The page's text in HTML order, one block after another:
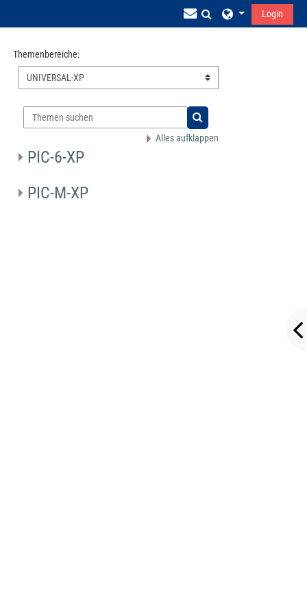
Wurm Infocenter
Kontakt für Registrierung
E-Mail an FreshLab@wurm.de schicken
Sucheingabe
Login
Themenbereiche:
Themen suchen
Themen suchen
Alles aufklappen
PIC-6-XP
PIC-M-XP